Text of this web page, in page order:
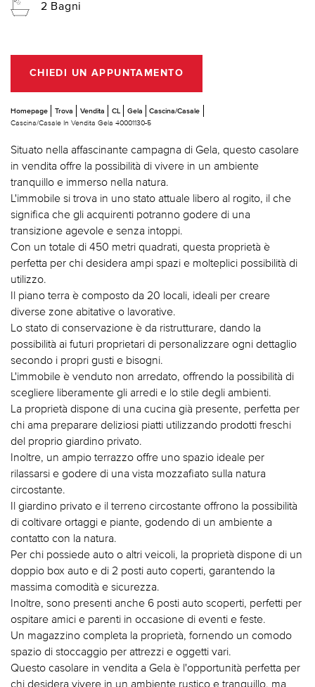
2 Bagni
CHIEDI UN APPUNTAMENTO
Homepage Trova Vendita CL Gela
Cascina/Casale
Cascina/Casale In Vendita Gela 40001130-5
Situato nella affascinante campagna di Gela, questo casolare
in vendita offre la possibilità di vivere in un ambiente
tranquillo e immerso nella natura.
L'immobile si trova in uno stato attuale libero al rogito, il che
significa che gli acquirenti potranno godere di una
transizione agevole e senza intoppi.
Con un totale di 450 metri quadrati, questa proprietà è
perfetta per chi desidera ampi spazi e molteplici possibilità di
utilizzo.
Il piano terra è composto da 20 locali, ideali per creare
diverse zone abitative o lavorative.
Lo stato di conservazione è da ristrutturare, dando la
possibilità ai futuri proprietari di personalizzare ogni dettaglio
secondo i propri gusti e bisogni.
L'immobile è venduto non arredato, offrendo la possibilità di
scegliere liberamente gli arredi e lo stile degli ambienti.
La proprietà dispone di una cucina già presente, perfetta per
chi ama preparare deliziosi piatti utilizzando prodotti freschi
del proprio giardino privato.
Inoltre, un ampio terrazzo offre uno spazio ideale per
rilassarsi e godere di una vista mozzafiato sulla natura
circostante.
Il giardino privato e il terreno circostante offrono la possibilità
di coltivare ortaggi e piante, godendo di un ambiente a
contatto con la natura.
Per chi possiede auto o altri veicoli, la proprietà dispone di un
doppio box auto e di 2 posti auto coperti, garantendo la
massima comodità e sicurezza.
Inoltre, sono presenti anche 6 posti auto scoperti, perfetti per
ospitare amici e parenti in occasione di eventi e feste.
Un magazzino completa la proprietà, fornendo un comodo
spazio di stoccaggio per attrezzi e oggetti vari.
Questo casolare in vendita a Gela è l'opportunità perfetta per
chi desidera vivere in un ambiente rustico e tranquillo, ma